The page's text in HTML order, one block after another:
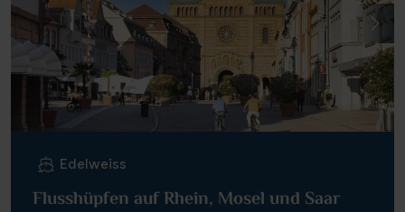
Edelweiss
Flusshüpfen auf Rhein, Mosel und Saar